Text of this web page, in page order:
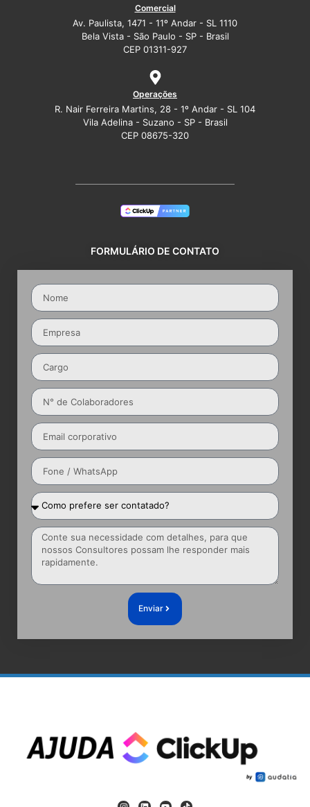
Comercial
Av. Paulista, 1471 - 11º Andar - SL 1110
Bela Vista - São Paulo - SP - Brasil
CEP 01311-927
Operações
R. Nair Ferreira Martins, 28 - 1º Andar - SL 104
Vila Adelina - Suzano - SP - Brasil
CEP 08675-320
FORMULÁRIO DE CONTATO
Enviar